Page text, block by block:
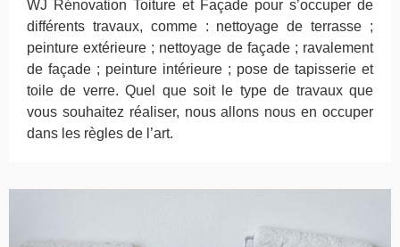
WJ Rénovation Toiture et Façade pour s’occuper de
différents travaux, comme : nettoyage de terrasse ;
peinture extérieure ; nettoyage de façade ; ravalement
de façade ; peinture intérieure ; pose de tapisserie et
toile de verre. Quel que soit le type de travaux que
vous souhaitez réaliser, nous allons nous en occuper
dans les règles de l’art.